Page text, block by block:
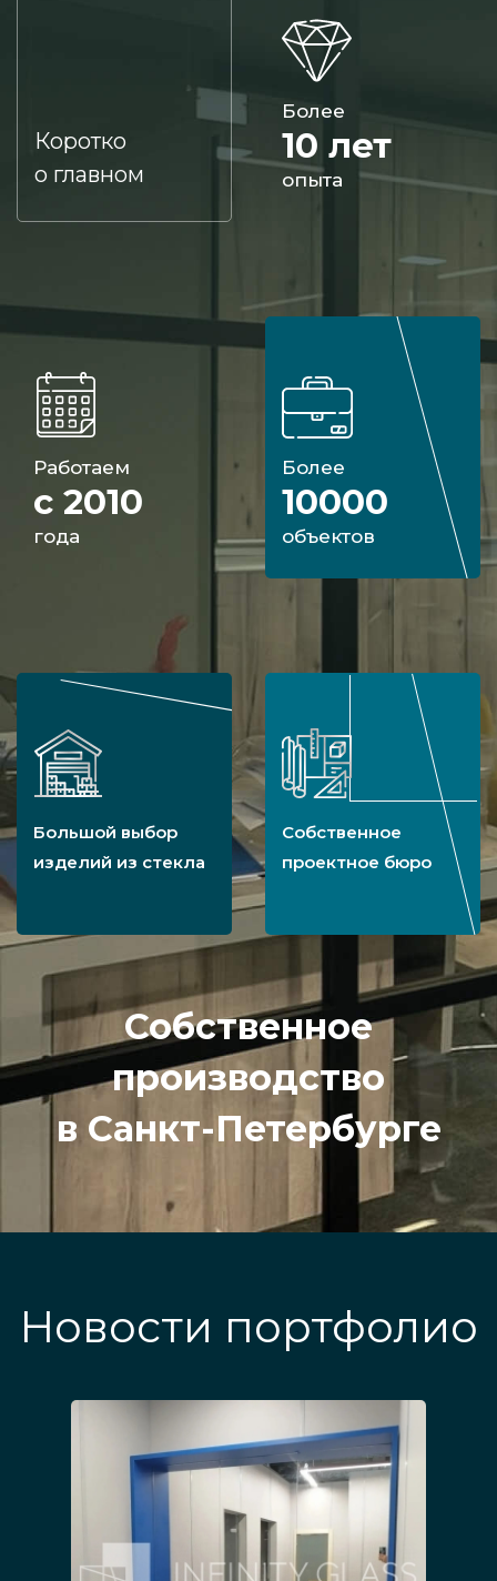
Коротко
о главном
Более
10 лет
опыта
Работаем
с 2010
года
Более
10000
объектов
Большой выбор
изделий из стекла
Собственное
проектное бюро
Собственное
производство
в Санкт-Петербурге
Новости портфолио